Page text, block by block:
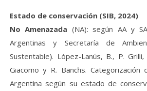
Estado de conservación (SIB, 2024)
No Amenazada (NA): según AA y
Argentinas y Secretaría de
Sustentable). López-Lanús, B., P.
Giacomo y R. Banchs.
Argentina según su estado de